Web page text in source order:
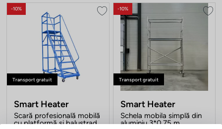
-10%
Transport gratuit
Smart Heater
Scară profesională mobilă
cu platformă si balustradă
-10%
Transport gratuit
Smart Heater
Schela mobila simplă din
aluminiu 3*0.75 m